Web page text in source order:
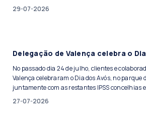
29-07-2026
Delegação de Valença celebra o
No passado dia 24 de julho, clientes e
Valença celebraram o Dia dos Avós, no parque
juntamente com as restantes IPSS concelhias
27-07-2026